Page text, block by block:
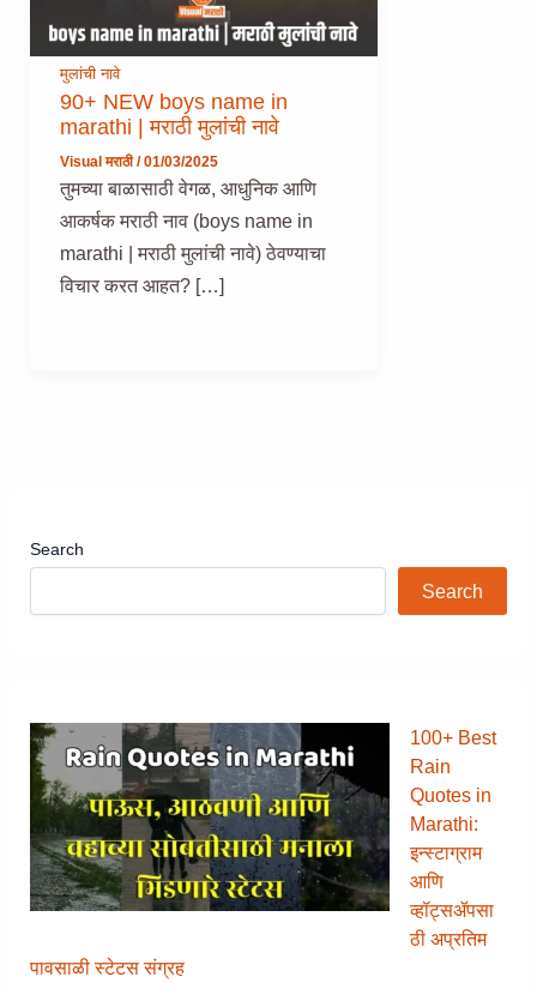
मुलांची नावे
90+ NEW boys name in
marathi | मराठी मुलांची नावे
Visual मराठी/01/03/2025
तुमच्या बाळासाठी वेगळ, आधुनिक आणि
आकर्षक मराठी नाव (boys name in
marathi | मराठी मुलांची नावे) ठेवण्याचा
विचार करत आहत? […]
Search
Search
100+ Best
Rain
Quotes in
Marathi:
इन्स्टाग्राम
आणि
व्हॉट्सॲपसा
ठी अप्रतिम
पावसाळी स्टेटस संग्रह